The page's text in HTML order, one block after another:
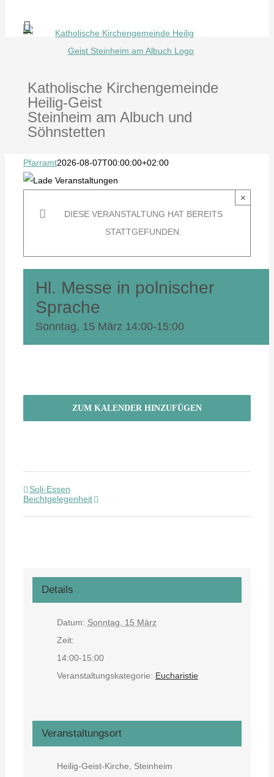
Inhalt
Katholische Kirchengemeinde
Heilig-Geist
Steinheim am Albuch und
Söhnstetten
Pfarramt2026-08-07T00:00:00+02:00
DIESE VERANSTALTUNG HAT BEREITS
STATTGEFUNDEN.
×
Hl. Messe in polnischer
Sprache
Sonntag, 15 März 14:00-15:00
ZUM KALENDER HINZUFÜGEN
Soli-Essen
Beichtgelegenheit
Details
Datum: Sonntag, 15 März
Zeit:
14:00-15:00
Veranstaltungskategorie: Eucharistie
Veranstaltungsort
Heilig-Geist-Kirche, Steinheim